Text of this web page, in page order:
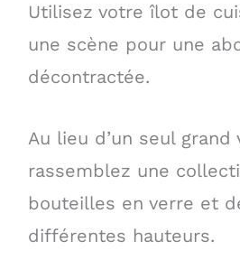
Utilisez votre îlot de
une scène pour une
décontractée.
Au lieu d’un seul grand
rassemblez une
bouteilles en verre et
différentes hauteurs.